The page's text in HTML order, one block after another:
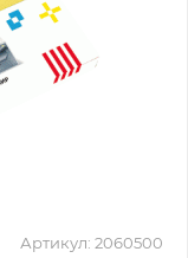
Артикул: 2060500